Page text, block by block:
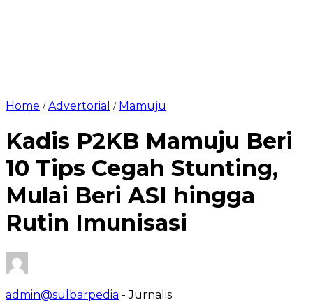
Home /Advertorial / Mamuju
Kadis P2KB Mamuju Beri
10 Tips Cegah Stunting,
Mulai Beri ASI hingga
Rutin Imunisasi
admin@sulbarpedia - Jurnalis